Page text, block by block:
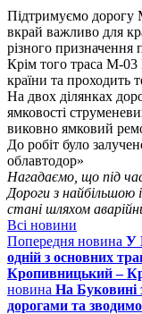
Підтримуємо дорогу
вкрай важливо для
різного призначення
Крім того траса М-03
країни та проходить
На двох ділянках
ямковості
виковно ямковий
До робіт було
облавтодор»
Нагадаємо, що під
Дороги з найбільшою
стані шляхом
Всі новини
Попередня новина У
одній з основних
Кропивницький –
новина На Буковині
дорогами та зводимо